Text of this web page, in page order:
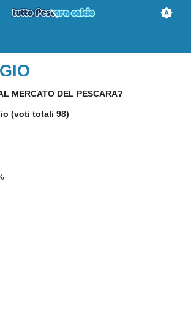
MERCATO DEL PESCARA?
(voti totali 98)